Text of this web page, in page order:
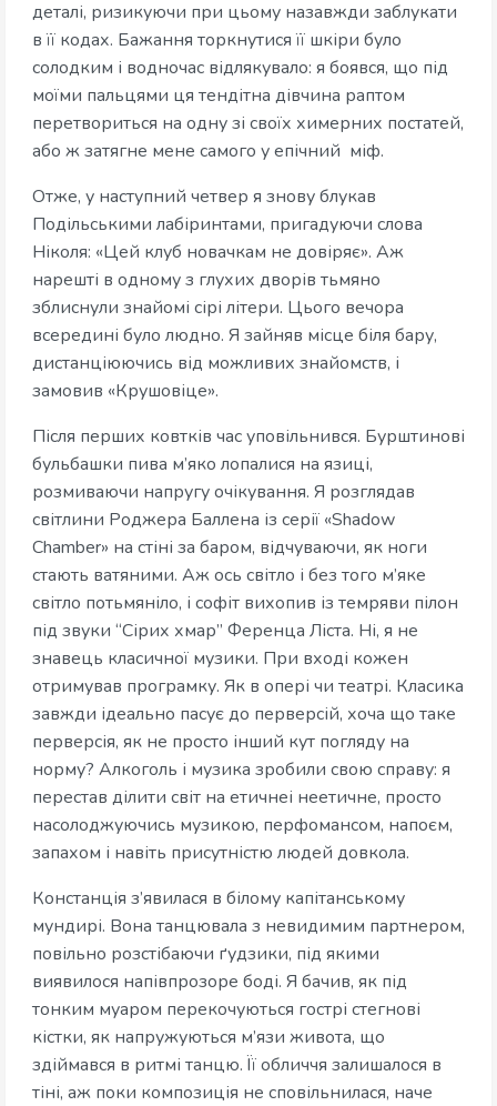
деталі, ризикуючи при цьому назавжди заблукати
в її кодах. Бажання торкнутися її шкіри було
солодким і водночас відлякувало: я боявся, що під
моїми пальцями ця тендітна дівчина раптом
перетвориться на одну зі своїх химерних постатей,
або ж затягне мене самого у епічний міф.
Отже, у наступний четвер я знову блукав
Подільськими лабіринтами, пригадуючи слова
Ніколя: «Цей клуб новачкам не довіряє». Аж
нарешті в одному з глухих дворів тьмяно
зблиснули знайомі сірі літери. Цього вечора
всередині було людно. Я зайняв місце біля бару,
дистанціюючись від можливих знайомств, і
замовив «Крушовіце».
Після перших ковтків час уповільнився. Бурштинові
бульбашки пива м’яко лопалися на язиці,
розмиваючи напругу очікування. Я розглядав
світлини Роджера Баллена із серії «Shadow
Chamber» на стіні за баром, відчуваючи, як ноги
стають ватяними. Аж ось світло і без того м’яке
світло потьмяніло, і софіт вихопив із темряви пілон
під звуки “Сірих хмар” Ференца Ліста. Ні, я не
знавець класичної музики. При вході кожен
отримував програмку. Як в опері чи театрі. Класика
завжди ідеально пасує до перверсій, хоча що таке
перверсія, як не просто інший кут погляду на
норму? Алкоголь і музика зробили свою справу: я
перестав ділити світ на етичнеі неетичне, просто
насолоджуючись музикою, перфомансом, напоєм,
запахом і навіть присутністю людей довкола.
Констанція з’явилася в білому капітанському
мундирі. Вона танцювала з невидимим партнером,
повільно розстібаючи ґудзики, під якими
виявилося напівпрозоре боді. Я бачив, як під
тонким муаром перекочуються гострі стегнові
кістки, як напружуються м’язи живота, що
здіймався в ритмі танцю. Її обличчя залишалося в
тіні, аж поки композиція не сповільнилася, наче